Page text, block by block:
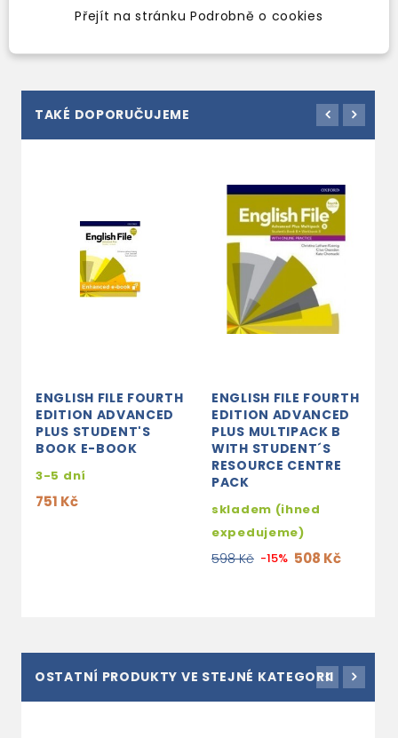
TAKÉ DOPORUČUJEME
ENGLISH FILE FOURTH
EDITION ADVANCED
PLUS STUDENT'S
BOOK E-BOOK
3-5 dní
751 Kč
ENGLISH FILE FOURTH
EDITION ADVANCED
PLUS MULTIPACK B
WITH STUDENT´S
RESOURCE CENTRE
PACK
skladem (ihned
expedujeme)
598 Kč -15% 508 Kč
OSTATNÍ PRODUKTY VE STEJNÉ KATEGORII
Přejít na stránku Podrobně o cookies